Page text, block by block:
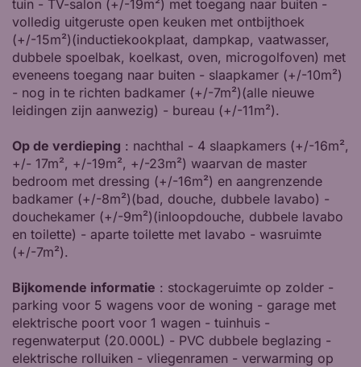
tuin - TV-salon (+/-19m²) met toegang naar buiten -
volledig uitgeruste open keuken met ontbijthoek
(+/-15m²)(inductiekookplaat, dampkap, vaatwasser,
dubbele spoelbak, koelkast, oven, microgolfoven) met
eveneens toegang naar buiten - slaapkamer (+/-10m²)
- nog in te richten badkamer (+/-7m²)(alle nieuwe
leidingen zijn aanwezig) - bureau (+/-11m²).
Op de verdieping : nachthal - 4 slaapkamers (+/-16m²,
+/- 17m², +/-19m², +/-23m²) waarvan de master
bedroom met dressing (+/-16m²) en aangrenzende
badkamer (+/-8m²)(bad, douche, dubbele lavabo) -
douchekamer (+/-9m²)(inloopdouche, dubbele lavabo
en toilette) - aparte toilette met lavabo - wasruimte
(+/-7m²).
Bijkomende informatie : stockageruimte op zolder -
parking voor 5 wagens voor de woning - garage met
elektrische poort voor 1 wagen - tuinhuis -
regenwaterput (20.000L) - PVC dubbele beglazing -
elektrische rolluiken - vliegenramen - verwarming op